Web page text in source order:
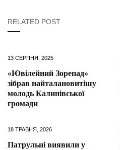
RELATED POST
13 СЕРПНЯ, 2025
«Ювілейний Зорепад»
зібрав найталановитішу
молодь Калинівської
громади
18 ТРАВНЯ, 2026
Патрульні виявили у